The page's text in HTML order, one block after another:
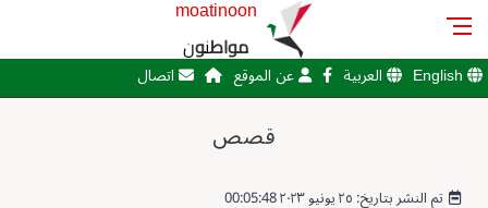
moatinoon
مواطنون
English العربية عن الموقع اتصال
قصص
تم النشر بتاريخ: ٢٥ يونيو ٢٠٢٣ 00:05:48